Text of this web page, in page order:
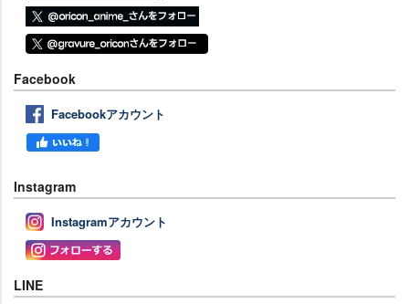
Facebook
Facebookアカウント
Instagram
Instagramアカウント
LINE